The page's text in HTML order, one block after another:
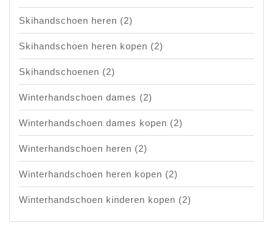
Skihandschoen heren (2)
Skihandschoen heren kopen (2)
Skihandschoenen (2)
Winterhandschoen dames (2)
Winterhandschoen dames kopen (2)
Winterhandschoen heren (2)
Winterhandschoen heren kopen (2)
Winterhandschoen kinderen kopen (2)